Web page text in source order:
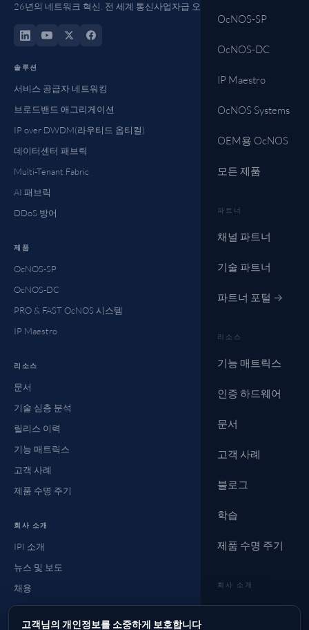
OcNOS-SP
OcNOS-DC
IP Maestro
OcNOS Systems
OEM용 OcNOS
모든 제품
파트너
채널 파트너
기술 파트너
파트너 포털 →
리소스
기능 매트릭스
인증 하드웨어
문서
고객 사례
블로그
학습
제품 수명 주기
회사 소개
고객님의 개인정보를 소중하게 보호합니다
26년의 네트워크 혁신. 전 세계 통신사업자급 오픈 네트워킹.
솔루션
서비스 공급자 네트워킹
브로드밴드 애그리게이션
IP over DWDM(라우티드 옵티컬)
데이터센터 패브릭
Multi-Tenant Fabric
AI 패브릭
DDoS 방어
제품
OcNOS-SP
OcNOS-DC
PRO & FAST OcNOS 시스템
IP Maestro
리소스
문서
기술 심층 분석
릴리스 이력
기능 매트릭스
고객 사례
제품 수명 주기
회사 소개
IPI 소개
뉴스 및 보도
채용
연락처